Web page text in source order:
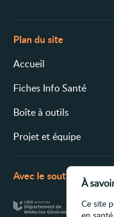
Plan du site
Accueil
Fiches Info Santé
Boîte à outils
Projet et équipe
Avec le soutien de
À
Ce site